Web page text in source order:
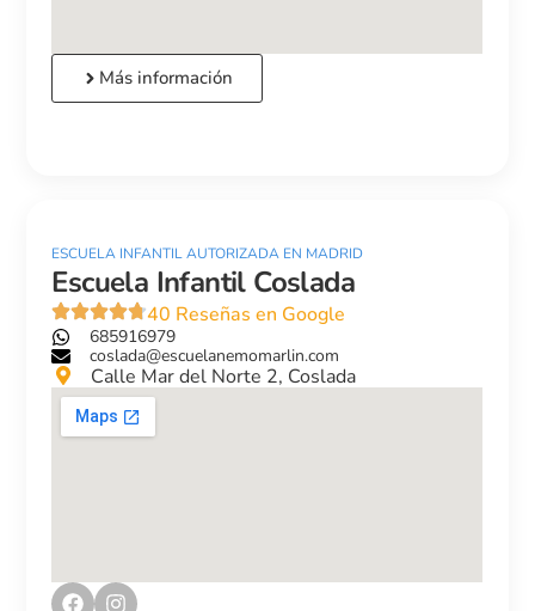
Más información
ESCUELA INFANTIL AUTORIZADA EN MADRID
Escuela Infantil Coslada
40 Reseñas en Google
685916979
coslada@escuelanemomarlin.com
Calle Mar del Norte 2, Coslada